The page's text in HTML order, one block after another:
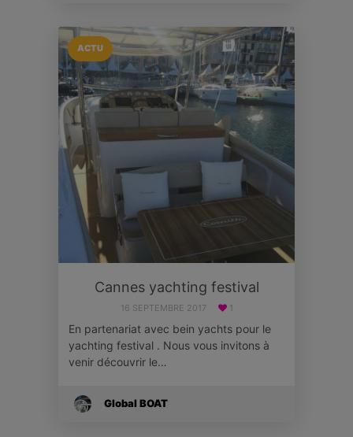
ACTU
Cannes yachting festival
16 SEPTEMBRE 2017 1
En partenariat avec bein yachts pour le
yachting festival . Nous vous invitons à
venir découvrir le…
Global BOAT